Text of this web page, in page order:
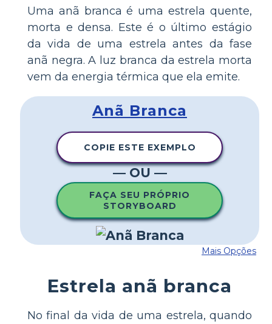
Uma anã branca é uma estrela quente,
morta e densa. Este é o último estágio
da vida de uma estrela antes da fase
anã negra. A luz branca da estrela morta
vem da energia térmica que ela emite.
Anã Branca
COPIE ESTE EXEMPLO
— OU —
FAÇA SEU PRÓPRIO
STORYBOARD
Mais Opções
Estrela anã branca
No final da vida de uma estrela, quando